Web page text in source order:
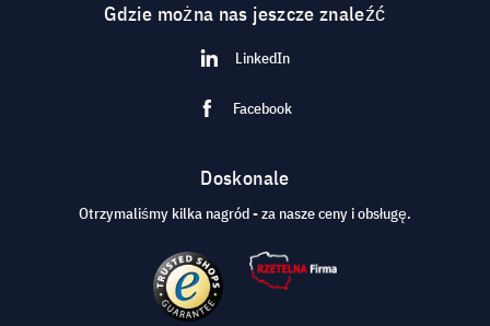
Gdzie można nas jeszcze znaleźć
LinkedIn
Facebook
Doskonale
Otrzymaliśmy kilka nagród - za nasze ceny i obsługę.